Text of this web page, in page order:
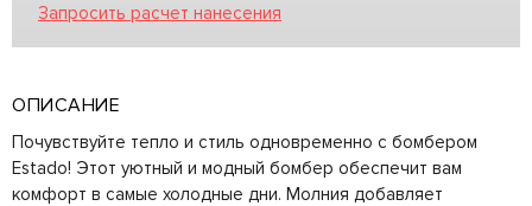
Запросить расчет нанесения
ОПИСАНИЕ
Почувствуйте тепло и стиль одновременно с бомбером
Estado! Этот уютный и модный бомбер обеспечит вам
комфорт в самые холодные дни. Молния добавляет